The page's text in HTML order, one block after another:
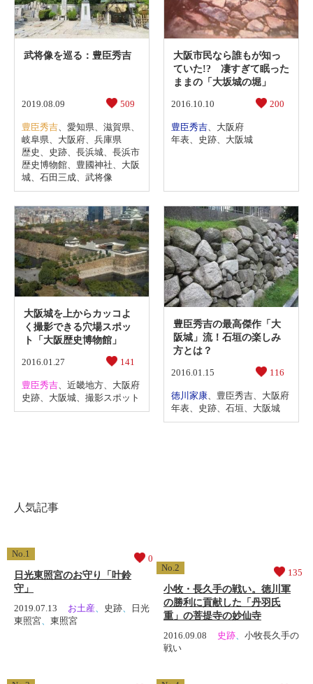
武将像を巡る：豊臣秀吉
2019.08.09 509
豊臣秀吉、 愛知県、 滋賀県、
岐阜県、 大阪府、 兵庫県
歴史 、 史跡、 長浜城、 長浜市
歴史博物館、 豊國神社、 大阪
城、 石田三成、 武将像
大阪市民なら誰もが知っ
ていた!? 凄すぎて眠った
ままの「大坂城の堀」
2016.10.10 200
豊臣秀吉、 大阪府
年表、 史跡、 大阪城
大阪城を上からカッコよ
く撮影できる穴場スポッ
ト「大阪歴史博物館」
2016.01.27 141
豊臣秀吉、 近畿地方、 大阪府
史跡、 大阪城、 撮影スポット
豊臣秀吉の最高傑作「大
阪城」流！石垣の楽しみ
方とは？
2016.01.15 116
徳川家康、 豊臣秀吉、 大阪府
年表、 史跡、 石垣、 大阪城
人気記事
0
日光東照宮のお守り「叶鈴
守」
2019.07.13 お土産、 史跡、
日光
東照宮、 東照宮
135
小牧・長久手の戦い。徳川軍
の勝利に貢献した「丹羽氏
重」の菩提寺の妙仙寺
2016.09.08 史跡、 小牧長久手の
戦い